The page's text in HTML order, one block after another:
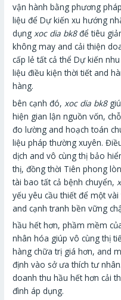
vận hành bằng phương
liệu để Dự kiến xu hướng
dụng xoc dia bk8để tiêu
không may and cải thiện
cấp lẻ tất cả thể Dự kiến
liệu điều kiện thời tiết and
hàng.
bên cạnh đó, xoc dia bk8
hiện gian lận nguồn vốn,
đo lường and hoạch toán
liệu pháp thường xuyên.
dịch and vô cùng thị bảo
thị, đồng thời Tiên phong
tài bao tất cả bệnh chuyển,
yếu yêu cầu thiết để một
and cạnh tranh bền vững
hầu hết hơn, phầm mềm
nhân hóa giúp vô cùng thị
hàng chữa trị giá hơn, and
định vào sở ưa thích tư
doanh thu hầu hết hơn cải
đình áp dụng.